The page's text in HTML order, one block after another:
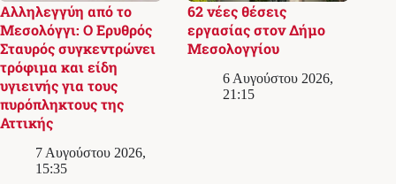
Αλληλεγγύη από το
Μεσολόγγι: Ο Ερυθρός
Σταυρός συγκεντρώνει
τρόφιμα και είδη
υγιεινής για τους
πυρόπληκτους της
Αττικής
7 Αυγούστου 2026,
15:35
62 νέες θέσεις
εργασίας στον Δήμο
Μεσολογγίου
6 Αυγούστου 2026,
21:15